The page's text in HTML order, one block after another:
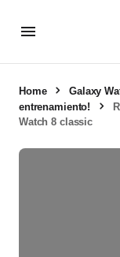
Home
Galaxy
entrenamiento!
Watch 8 classic